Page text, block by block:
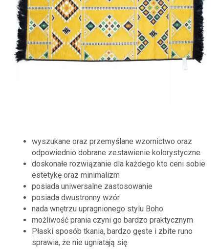
wyszukane oraz przemyślane wzornictwo oraz
odpowiednio dobrane zestawienie kolorystyczne
doskonałe rozwiązanie dla każdego kto ceni sobie
estetykę oraz minimalizm
posiada uniwersalne zastosowanie
posiada dwustronny wzór
nada wnętrzu upragnionego stylu Boho
możliwość prania czyni go bardzo praktycznym
Płaski sposób tkania, bardzo gęste i zbite runo
sprawia, że nie ugniatają się